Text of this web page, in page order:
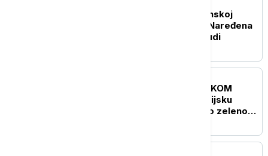
Vanredno stanje u Britanskoj
Kolumbiji zbog požara: Naređena
evakuacija za 22.000 ljudi
ISTOKU Huti napali saudijsku
rafineriju, Netanjahu dao zeleno